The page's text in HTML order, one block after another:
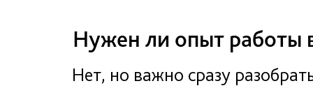
Нужен ли опыт работы
Нет, но важно сразу